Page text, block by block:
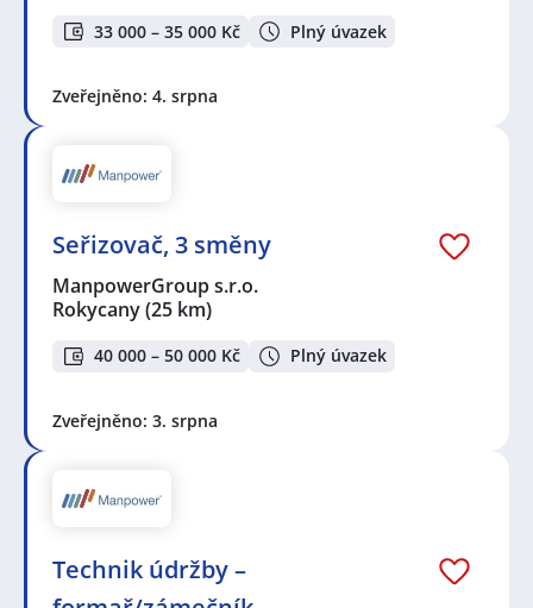
33 000 – 35 000 Kč Plný úvazek
Zveřejněno: 4. srpna
Seřizovač, 3 směny
ManpowerGroup s.r.o.
Rokycany(25 km)
40 000 – 50 000 Kč Plný úvazek
Zveřejněno: 3. srpna
Technik údržby –